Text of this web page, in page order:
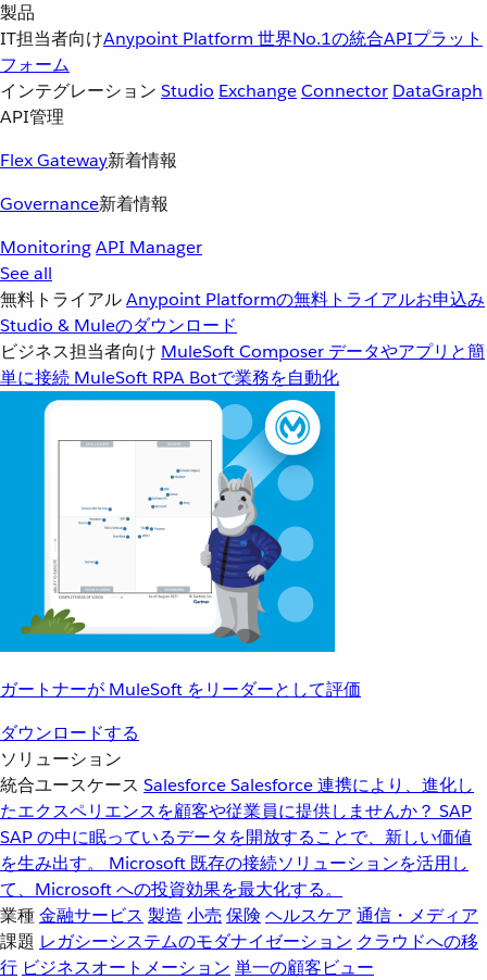
製品
IT担当者向けAnypoint Platform 世界No.1の統合APIプラット
フォーム
インテグレーション Studio ExchangeConnector DataGraph
API管理
Flex Gateway新着情報
Governance新着情報
MonitoringAPI Manager
See all
無料トライアルAnypoint Platformの無料トライアルお申込み
Studio & Muleのダウンロード
ビジネス担当者向け MuleSoft Composer データやアプリと簡
単に接続 MuleSoft RPA Botで業務を自動化
ガートナーが MuleSoft をリーダーとして評価
ダウンロードする
ソリューション
統合ユースケース SalesforceSalesforce 連携により、進化し
たエクスペリエンスを顧客や従業員に提供しませんか？ SAP
SAP の中に眠っているデータを開放することで、新しい価値
を生み出す。
Microsoft 既存の接続ソリューションを活用し
て、Microsoft への投資効果を最大化する。
業種金融サービス 製造 小売 保険 ヘルスケア 通信・メディア
課題 レガシーシステムのモダナイゼーション クラウドへの移
行 ビジネスオートメーション 単一の顧客ビュー